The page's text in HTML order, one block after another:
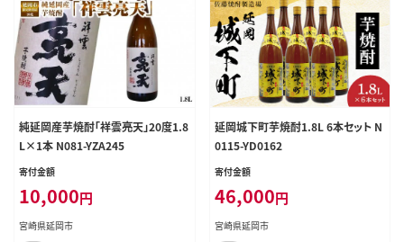
純延岡産芋焼酎「祥雲亮天」20度1.8
L×1本 N081-YZA245
寄付金額
10,000円
宮崎県延岡市
延岡城下町芋焼酎1.8L 6本セット N
0115-YD0162
寄付金額
46,000円
宮崎県延岡市